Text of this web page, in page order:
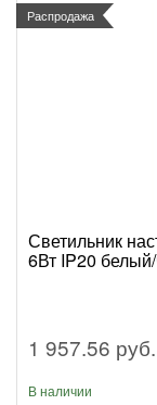
Распродажа
Светильник
6Вт IP20
1 957.56 руб.
В наличии